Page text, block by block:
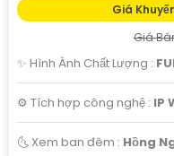
Giá
Giá
✨ Hình Ành Chất Lượng :
⚙ Tích hợp công nghệ : IP
🌜 Xem ban đêm : Hồng